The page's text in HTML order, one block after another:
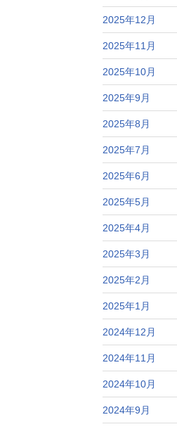
2025年12月
2025年11月
2025年10月
2025年9月
2025年8月
2025年7月
2025年6月
2025年5月
2025年4月
2025年3月
2025年2月
2025年1月
2024年12月
2024年11月
2024年10月
2024年9月